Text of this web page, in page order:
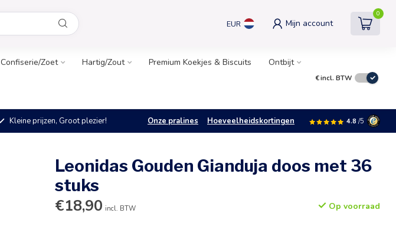
EUR Mijn account
0
Confiserie/Zoet Hartig/Zout Premium Koekjes & Biscuits Ontbijt
€incl. BTW
Kleine prijzen, Groot plezier! Onze pralines Hoeveelheidskortingen 4.8 /5
Leonidas Gouden Gianduja doos met 36
stuks
€18,90 incl. BTW Op voorraad